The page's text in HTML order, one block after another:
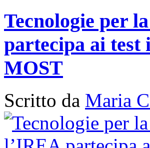
Tecnologie per
partecipa ai test
MOST
Scritto da Maria